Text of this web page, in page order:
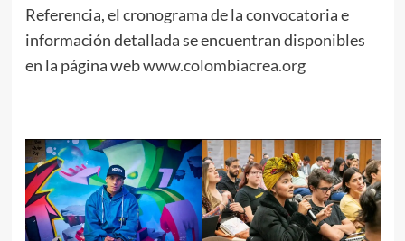
Referencia, el cronograma de la convocatoria e
información detallada se encuentran disponibles
en la página webwww.colombiacrea.org